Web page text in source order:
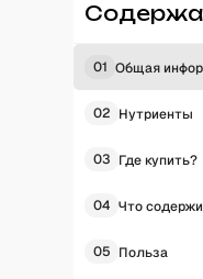
01 Общая
02 Нутриенты
03 Где купить?
04 Что
05 Польза